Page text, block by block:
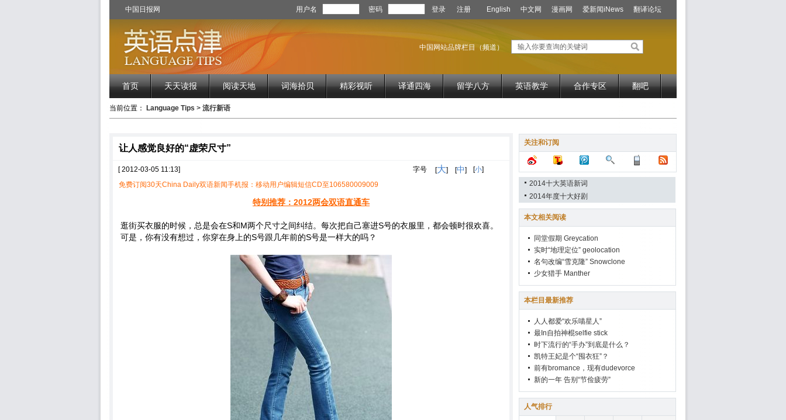
中国日报网 用户名 密码 登录 注册 English 中文网 漫画网 爱新闻iNews 翻译论坛
中国网站品牌栏目（频道）
首页 天天读报 阅读天地 词海拾贝 精彩视听 译通四海 留学八方 英语教学 合作专区 翻吧
当前位置： Language Tips > 流行新语
让人感觉良好的“虚荣尺寸”
[ 2012-03-05 11:13] 字号 [大] [中] [小]
免费订阅30天China Daily双语新闻手机报：移动用户编辑短信CD至106580009009
特别推荐：2012两会双语直通车
逛街买衣服的时候，总是会在S和M两个尺寸之间纠结。每次把自己塞进S号的衣服里，都会顿时很欢喜。
可是，你有没有想过，你穿在身上的S号跟几年前的S号是一样大的吗？
关注和订阅
2014十大英语新词
2014年度十大好剧
本文相关阅读
同堂假期 Greycation
实时“地理定位” geolocation
名句改编“雪克隆” Snowclone
少女猎手 Manther
本栏目最新推荐
人人都爱“欢乐喵星人”
最In自拍神棍selfie stick
时下流行的“手办”到底是什么？
凯特王妃是个“囤衣狂”？
前有bromance，现有dudevorce
新的一年 告别“节俭疲劳”
人气排行